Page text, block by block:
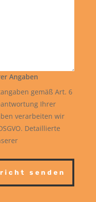
Angaben
gemäß Art. 6
Ihrer
verarbeiten wir
Detaillierte
senden